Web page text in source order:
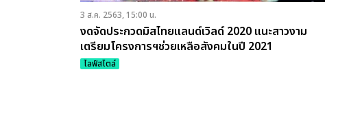
3 ส.ค. 2563, 15:00 น.
งดจัดประกวดมิสไทยแลนด์เวิลด์ 2020 แนะสาวงาม
เตรียมโครงการฯช่วยเหลือสังคมในปี 2021
ไลฟ์สไตล์